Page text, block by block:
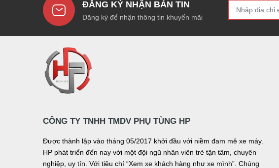
ĐĂNG KÝ NHẬN BẢN TIN
Đăng ký để nhận thông tin khuyến mãi
CÔNG TY TNHH TMDV PHỤ TÙNG HP
Được thành lập vào tháng 05/2017 khởi đầu với niềm đam mê xe máy.
HP phát triển đến nay với một đội ngũ nhân viên trẻ tận tâm, chuyên
nghiệp, uy tín. Với tiêu chí “Xem xe khách hàng như xe mình”. Chúng